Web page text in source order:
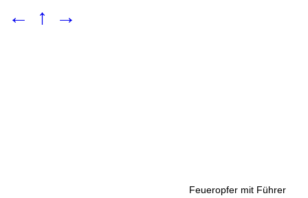
← ↑ →
Feueropfer mit Führer